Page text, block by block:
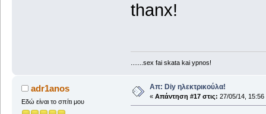
thanx!
.......sex fai skata kai ypnos!
adr1anos
Εδώ είναι το σπίτι μου
Απ: Diy ηλεκτρικούλα!
« Απάντηση #17 στις: 27/05/14, 15:56